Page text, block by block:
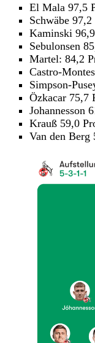
El Mala 97,5
Schwäbe 97,2
Kaminski
Sebulonsen
Martel: 84,2
Castro-
Simpson-
Özkacar 75,7
Johannesson
Krauß 59,0
Van den Berg